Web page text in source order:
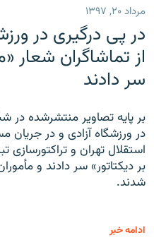
مرداد ۲۰, ۱۳۹۷
در پی درگیری در
از تماشاگران شعار
سر دادند
بر پایه تصاویر منتشرشده در
در ورزشگاه آزادی و در جریان
استقلال تهران و تراکتورسازی
بر دیکتاتور» سر دادند و
شدند.
ادامه خبر